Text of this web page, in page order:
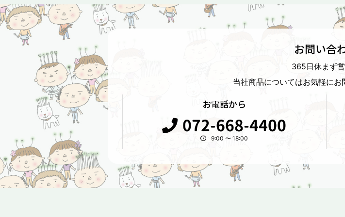
お問い合
365日休まず
当社商品についてはお気軽にお
お電話から
072-668-4400
9:00 〜 18:00